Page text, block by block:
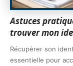
Astuces
trouver mon
Récupérer son
essentielle pour